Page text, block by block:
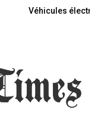
Véhicules